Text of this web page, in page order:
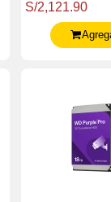
Cache, 7200
S/2,121.90